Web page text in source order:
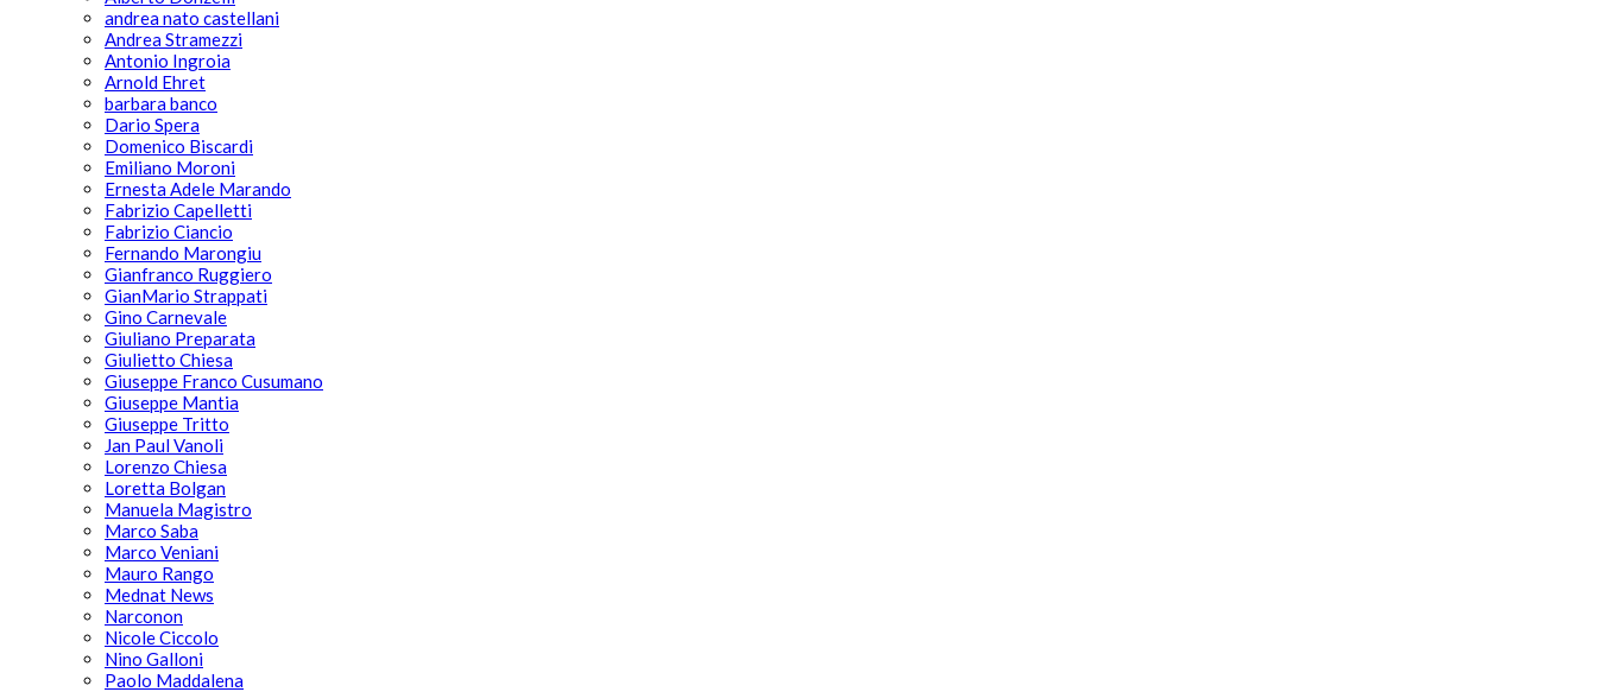
andrea nato castellani
Andrea Stramezzi
Antonio Ingroia
Arnold Ehret
barbara banco
Dario Spera
Domenico Biscardi
Emiliano Moroni
Ernesta Adele Marando
Fabrizio Capelletti
Fabrizio Ciancio
Fernando Marongiu
Gianfranco Ruggiero
GianMario Strappati
Gino Carnevale
Giuliano Preparata
Giulietto Chiesa
Giuseppe Franco Cusumano
Giuseppe Mantia
Giuseppe Tritto
Jan Paul Vanoli
Lorenzo Chiesa
Loretta Bolgan
Manuela Magistro
Marco Saba
Marco Veniani
Mauro Rango
Mednat News
Narconon
Nicole Ciccolo
Nino Galloni
Paolo Maddalena